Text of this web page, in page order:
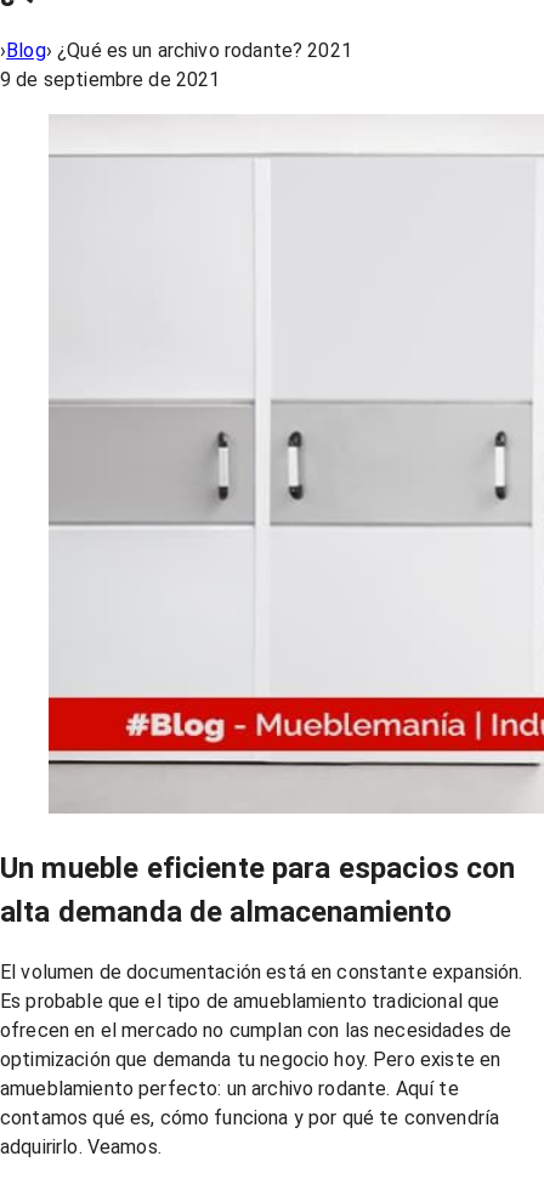
› Blog›¿Qué es un archivo rodante? 2021
9 de septiembre de 2021
Un mueble eficiente para espacios con
alta demanda de almacenamiento
El volumen de documentación está en constante expansión.
Es probable que el tipo de amueblamiento tradicional que
ofrecen en el mercado no cumplan con las necesidades de
optimización que demanda tu negocio hoy. Pero existe en
amueblamiento perfecto: un archivo rodante. Aquí te
contamos qué es, cómo funciona y por qué te convendría
adquirirlo. Veamos.